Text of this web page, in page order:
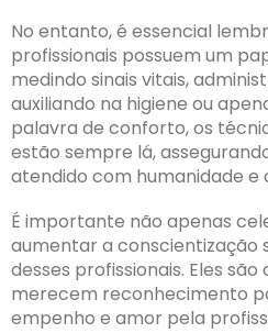
No entanto, é essencial
profissionais possuem um
medindo sinais vitais,
auxiliando na higiene ou
palavra de conforto, os
estão sempre lá,
atendido com humanidade e
É importante não apenas
aumentar a conscientização
desses profissionais. Eles
merecem reconhecimento
empenho e amor pela